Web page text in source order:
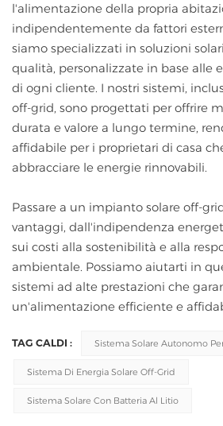
l'alimentazione della propria
indipendentemente da fattori
siamo specializzati in soluzioni
qualità, personalizzate in base alle
di ogni cliente. I nostri sistemi,
off-grid, sono progettati per offrire
durata e valore a lungo termine,
affidabile per i proprietari di casa
abbracciare le energie rinnovabili.
Passare a un impianto solare off-
vantaggi, dall'indipendenza
sui costi alla sostenibilità e alla
ambientale. Possiamo aiutarti in
sistemi ad alte prestazioni che
un'alimentazione efficiente e
TAG CALDI : Sistema Solare Autonomo
Sistema Di Energia Solare Off-Grid
Sistema Solare Con Batteria Al Litio